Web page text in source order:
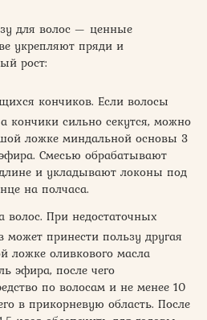
для волос — ценные
укрепляют пряди и
рост:
кончиков. Если волосы
кончики сильно секутся, можно
ложке миндальной основы 3
Смесью обрабатывают
и укладывают локоны под
на полчаса.
волос. При недостаточных
может принести пользу другая
ложке оливкового масла
эфира, после чего
по волосам и не менее 10
в прикорневую область. После